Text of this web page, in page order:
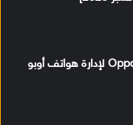
تحميل برنامج Oppo PC Suite لإدارة هواتف أوبو